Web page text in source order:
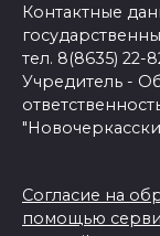
Контактные
тел. 8(8635) 22-
Учредитель -
Согласие на
помощью